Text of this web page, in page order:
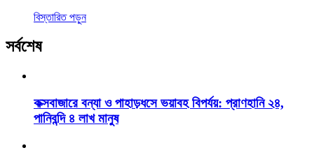
বিস্তারিত পড়ুন
সর্বশেষ
কক্সবাজারে বন্যা ও পাহাড়ধসে ভয়াবহ বিপর্যয়: প্রাণহানি ২৪,
পানিবন্দি ৪ লাখ মানুষ